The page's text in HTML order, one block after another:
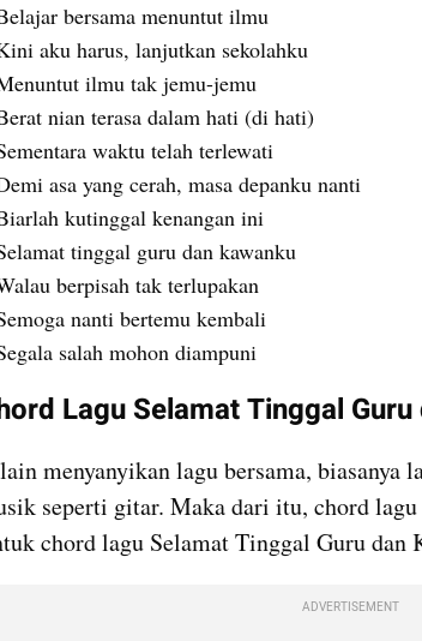
bersama menuntut ilmu
aku harus, lanjutkan sekolahku
ilmu tak jemu-jemu
nian terasa dalam hati (di hati)
waktu telah terlewati
asa yang cerah, masa depanku nanti
kutinggal kenangan ini
tinggal guru dan kawanku
berpisah tak terlupakan
nanti bertemu kembali
salah mohon diampuni
Lagu Selamat Tinggal
menyanyikan lagu bersama,
seperti gitar. Maka dari itu, chord
chord lagu Selamat Tinggal Guru dan
ADVERTISEMENT